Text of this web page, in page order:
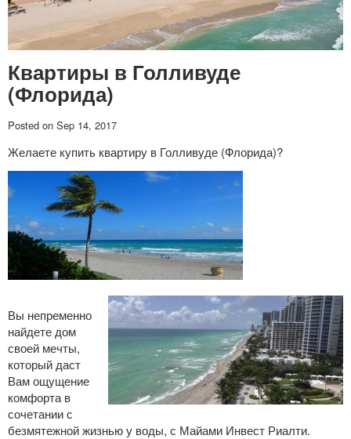
Квартиры в Голливуде
(Флорида)
Posted on Sep 14, 2017
Желаете купить квартиру в Голливуде (Флорида)?
Вы непременно
найдете дом
своей мечты,
который даст
Вам ощущение
комфорта в
сочетании с
безмятежной жизнью у воды, с Майами Инвест Риалти.